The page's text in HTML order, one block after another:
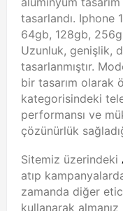
tasarlandı. Iphone
64gb, 128gb,
Uzunluk, genişlik,
tasarlanmıştır.
bir tasarım olarak
kategorisindeki
performansı ve
çözünürlük
Sitemiz üzerindeki
atıp
zamanda diğer
kullanarak almanız